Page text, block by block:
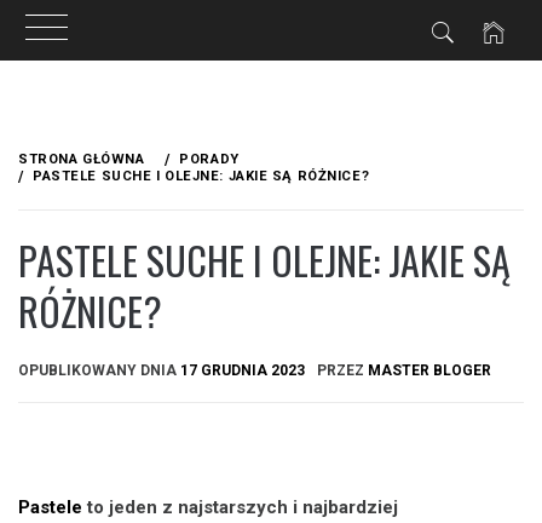
treści
STRONA GŁÓWNA
PORADY
PASTELE SUCHE I OLEJNE: JAKIE SĄ RÓŻNICE?
PASTELE SUCHE I OLEJNE: JAKIE SĄ
RÓŻNICE?
OPUBLIKOWANY DNIA 17 GRUDNIA 2023 PRZEZ MASTER BLOGER
Pastele to jeden z najstarszych i najbardziej